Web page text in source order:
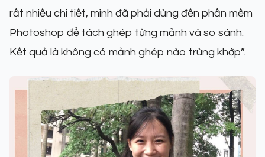
rất nhiều chi tiết, mình đã phải dùng đến phần mềm
Photoshop để tách ghép từng mảnh và so sánh.
Kết quả là không có mảnh ghép nào trùng khớp”.